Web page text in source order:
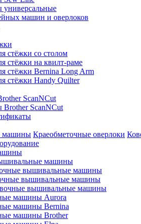
универсальные
машин и оверлоков
стёжки со столом
стёжки на квилт-раме
стёжки Bernina Long Arm
стёжки Handy Quilter
ScanNCut
Brother ScanNCut
машины Краеобметочные оверлоки
машины
вышивальные машины
вышивальные машины
вышивальные машины
машины Aurora
машины Bernina
машины Brother